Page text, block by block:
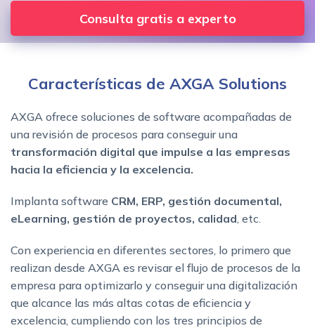
Consulta gratis a experto
Características de AXGA Solutions
AXGA ofrece soluciones de software acompañadas de
una revisión de procesos para conseguir una
transformación digital que impulse a las empresas
hacia la eficiencia y la excelencia.
Implanta software CRM, ERP, gestión documental,
eLearning, gestión de proyectos, calidad , etc.
Con experiencia en diferentes sectores, lo primero que
realizan desde AXGA es revisar el flujo de procesos de la
empresa para optimizarlo y conseguir una digitalización
que alcance las más altas cotas de eficiencia y
excelencia, cumpliendo con los tres principios de